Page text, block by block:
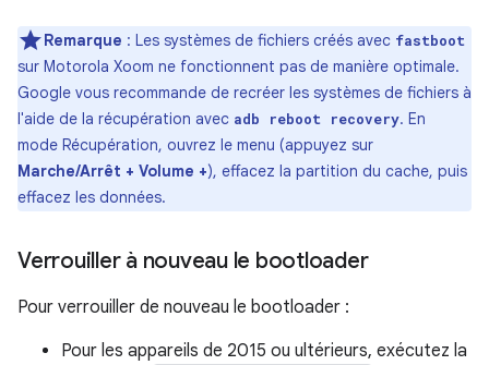
Remarque : Les systèmes de fichiers créés avec fastboot
sur Motorola Xoom ne fonctionnent pas de manière optimale.
Google vous recommande de recréer les systèmes de fichiers à
l'aide de la récupération avec adb reboot recovery. En
mode Récupération, ouvrez le menu (appuyez sur
Marche/Arrêt + Volume +), effacez la partition du cache, puis
effacez les données.
Verrouiller à nouveau le bootloader
Pour verrouiller de nouveau le bootloader :
Pour les appareils de 2015 ou ultérieurs, exécutez la